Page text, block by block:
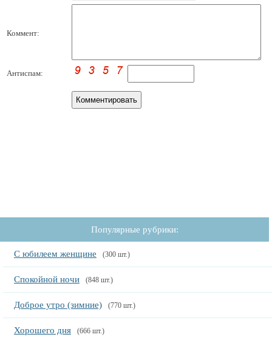
Коммент:
Антиспам:
Популярные рубрики:
С юбилеем женщине (300 шт.)
Спокойной ночи (848 шт.)
Доброе утро (зимние) (770 шт.)
Хорошего дня (666 шт.)